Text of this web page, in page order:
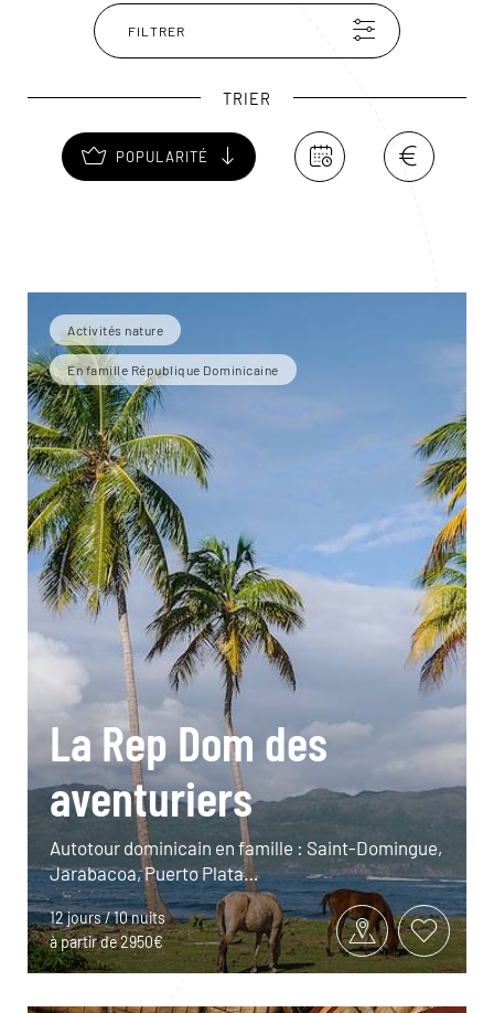
FILTRER
TRIER
POPULARITÉ
Activités nature
En famille République Dominicaine
La Rep Dom des
aventuriers
Autotour dominicain en famille : Saint-Domingue,
Jarabacoa, Puerto Plata…
12 jours / 10 nuits
à partir de 2950€